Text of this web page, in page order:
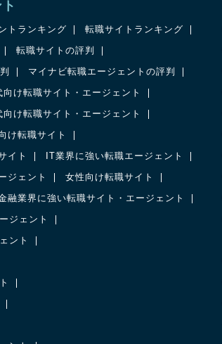
トランキング 転職サイトランキング
転職サイトの評判
マイナビ転職エージェントの評判
向け転職サイト・エージェント
向け転職サイト・エージェント
け転職サイト
イト IT業界に強い転職エージェント
ジェント 女性向け転職サイト
融業界に強い転職サイト・エージェント
ジェント
ント